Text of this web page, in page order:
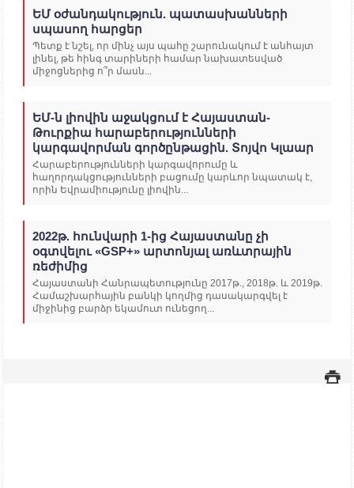
ԵՄ օժանդակություն. պատասխանների
սպասող հարցեր
Պետք է նշել, որ մինչ այս պահը շարունակում է անհայտ
լինել, թե հինգ տարիների համար նախատեսված
միջոցներից ո՞ր մասն...
ԵՄ-ն լիովին աջակցում է Հայաստան-
Թուրքիա հարաբերությունների
կարգավորման գործընթացին. Տոյվո Կլաար
Հարաբերությունների կարգավորումը և
հաղորդակցությունների բացումը կարևոր նպատակ է,
որին Եվրամիությունը լիովին...
2022թ. հունվարի 1-ից Հայաստանը չի
օգտվելու «GSP+» արտոնյալ առևտրային
ռեժիմից
Հայաստանի Հանրապետությունը 2017թ., 2018թ. և 2019թ.
Համաշխարհային բանկի կողմից դասակարգվել է
միջինից բարձր եկամուտ ունեցող...